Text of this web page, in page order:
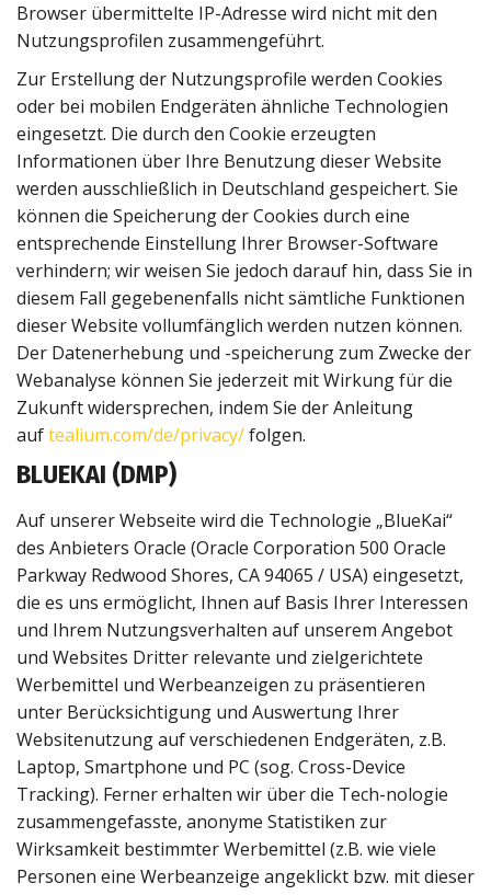
Browser übermittelte IP-Adresse wird nicht mit den
Nutzungsprofilen zusammengeführt.
Zur Erstellung der Nutzungsprofile werden Cookies
oder bei mobilen Endgeräten ähnliche Technologien
eingesetzt. Die durch den Cookie erzeugten
Informationen über Ihre Benutzung dieser Website
werden ausschließlich in Deutschland gespeichert. Sie
können die Speicherung der Cookies durch eine
entsprechende Einstellung Ihrer Browser-Software
verhindern; wir weisen Sie jedoch darauf hin, dass Sie in
diesem Fall gegebenenfalls nicht sämtliche Funktionen
dieser Website vollumfänglich werden nutzen können.
Der Datenerhebung und -speicherung zum Zwecke der
Webanalyse können Sie jederzeit mit Wirkung für die
Zukunft widersprechen, indem Sie der Anleitung
auftealium.com/de/privacy/folgen.
BLUEKAI (DMP)
Auf unserer Webseite wird die Technologie „BlueKai“
des Anbieters Oracle (Oracle Corporation 500 Oracle
Parkway Redwood Shores, CA 94065 / USA) eingesetzt,
die es uns ermöglicht, Ihnen auf Basis Ihrer Interessen
und Ihrem Nutzungsverhalten auf unserem Angebot
und Websites Dritter relevante und zielgerichtete
Werbemittel und Werbeanzeigen zu präsentieren
unter Berücksichtigung und Auswertung Ihrer
Websitenutzung auf verschiedenen Endgeräten, z.B.
Laptop, Smartphone und PC (sog. Cross-Device
Tracking). Ferner erhalten wir über die Tech-nologie
zusammengefasste, anonyme Statistiken zur
Wirksamkeit bestimmter Werbemittel (z.B. wie viele
Personen eine Werbeanzeige angeklickt bzw. mit dieser